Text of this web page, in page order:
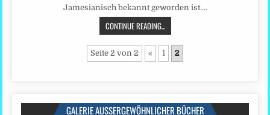
Jamesianisch bekannt geworden ist….
CONTINUE READING...
Seite 2 von 2 « 1 2
GALERIE AUSSERGEWÖHNLICHER BÜCHER